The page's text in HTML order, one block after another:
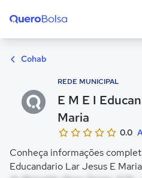
Cohab
REDE MUNICIPAL
E M E I
Maria
0.0
Conheça informações
Educandario Lar Jesus E